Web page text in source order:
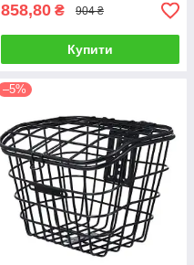
858,80 ₴ 904 ₴
Купити
–5%